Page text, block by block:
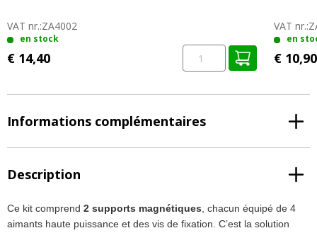
VAT nr.:ZA4002
en stock
€ 14,40
VAT nr.:
en
€ 10,90
Informations complémentaires
Description
Ce kit comprend 2 supports magnétiques , chacun équipé de 4
aimants haute puissance et des vis de fixation. C’est la solution